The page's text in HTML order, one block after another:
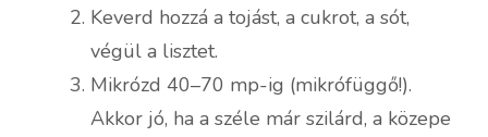
Keverd hozzá a tojást, a cukrot, a sót,
végül a lisztet.
Mikrózd 40–70 mp-ig (mikrófüggő!).
Akkor jó, ha a széle már szilárd, a közepe